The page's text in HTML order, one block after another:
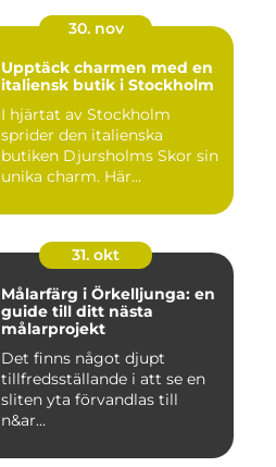
30. nov
Upptäck charmen med en
italiensk butik i Stockholm
I hjärtat av Stockholm
sprider den italienska
butiken Djursholms Skor sin
unika charm. Här...
31. okt
Målarfärg i Örkelljunga: en
guide till ditt nästa
målarprojekt
Det finns något djupt
tillfredsställande i att se en
sliten yta förvandlas till
n&ar...